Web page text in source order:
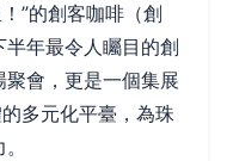
”的創客咖啡（創
年最令人矚目的創
會，更是一個集展
多元化平臺，為珠